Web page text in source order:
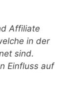
Affiliate
in der
sind.
Einfluss auf